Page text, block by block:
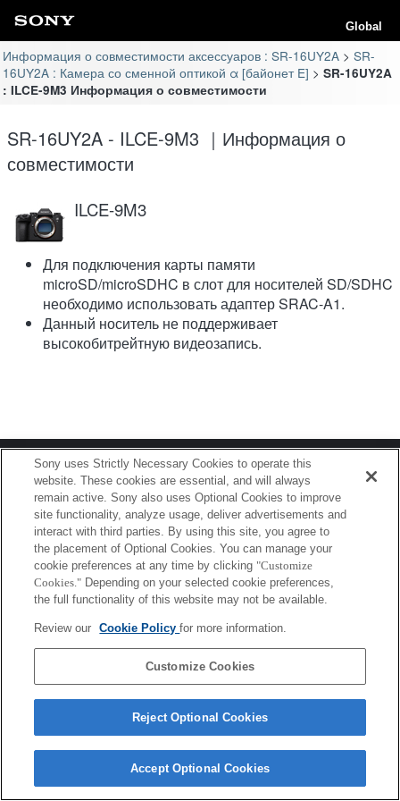
Global
Информация о совместимости аксессуаров : SR-16UY2A
SR-
16UY2A : Камера со сменной оптикой α [байонет E]
SR-16UY2A
: ILCE-9M3 Информация о совместимости
SR-16UY2A - ILCE-9M3 ｜Информация о
совместимости
ILCE-9M3
Для подключения карты памяти
microSD/microSDHC в слот для носителей SD/SDHC
необходимо использовать адаптер SRAC-A1.
Данный носитель не поддерживает
высокобитрейтную видеозапись.
Terms of Use Contact Us
Copyright 2026 Sony Corporation
Sony uses Strictly Necessary Cookies to operate this
website. These cookies are essential, and will always
remain active. Sony also uses Optional Cookies to improve
site functionality, analyze usage, deliver advertisements and
interact with third parties. By using this site, you agree to
the placement of Optional Cookies. You can manage your
cookie preferences at any time by clicking "Customize
Cookies." Depending on your selected cookie preferences,
the full functionality of this website may not be available.
Review our Cookie Policyfor more information.
Customize Cookies
Reject Optional Cookies
Accept Optional Cookies